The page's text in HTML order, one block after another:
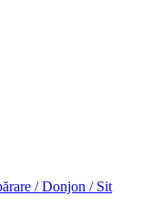
/ Donjon / Sit